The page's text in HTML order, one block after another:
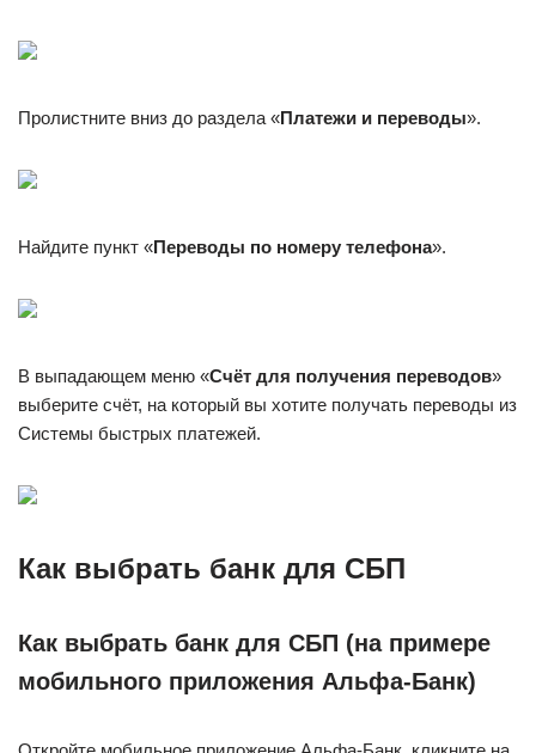
Пролистните вниз до раздела «Платежи и переводы».
Найдите пункт «Переводы по номеру телефона».
В выпадающем меню «Счёт для получения переводов»
выберите счёт, на который вы хотите получать переводы из
Системы быстрых платежей.
Как выбрать банк для СБП
Как выбрать банк для СБП (на примере
мобильного приложения Альфа-Банк)